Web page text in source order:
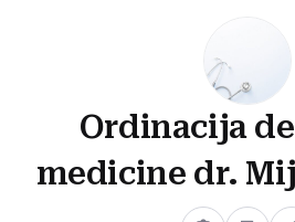
Ordinacija
medicine dr.